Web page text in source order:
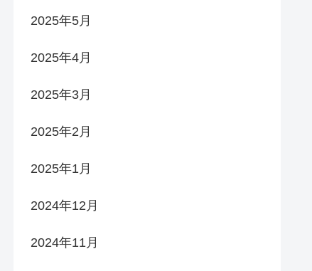
2025年5月
2025年4月
2025年3月
2025年2月
2025年1月
2024年12月
2024年11月